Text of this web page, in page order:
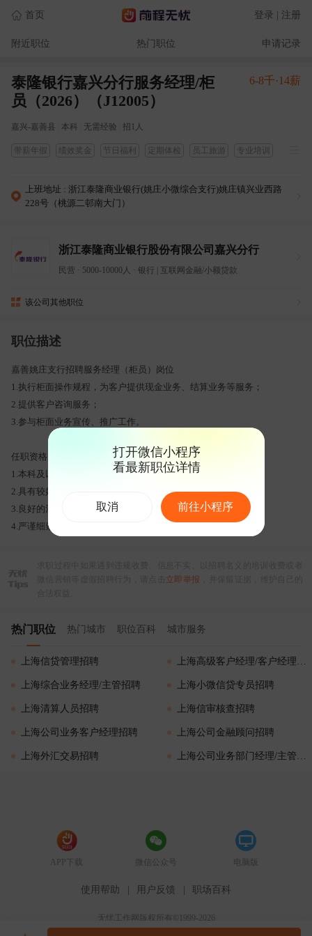
首页 登录 | 注册
附近职位 热门职位 申请记录
泰隆银行嘉兴分行服务经理/柜
员（2026）（J12005）
6-8千·14薪
嘉兴-嘉善县 本科 无需经验 招1人
带薪年假 绩效奖金 节日福利 定期体检 员工旅游
专业培训
上班地址 : 浙江泰隆商业银行(姚庄小微综合支行)姚庄镇兴业西路
228号（桃源二邨南大门）
浙江泰隆商业银行股份有限公司嘉兴分行
民营 5000-10000人 银行 互联网金融/小额贷款
该公司其他职位
职位描述
嘉善姚庄支行招聘服务经理（柜员）岗位
1.执行柜面操作规程，为客户提供现金业务、结算业务等服务；
2.提供客户咨询服务；
3.参与柜面业务宣传、推广工作。
任职资格：
1.本科及以上学历，财务、会计、金融等专业优先；
2.具有较好的亲和力和服务意识；
3.良好的沟通能力、学习能力、适应能力和团队精神；
4.严谨细致，乐观开朗，具备一定的风险防控意识。
立即举报
热门职位 热门城市 职位百科 城市服务
上海信贷管理招聘 上海高级客户经理/客户经理招聘
上海综合业务经理/主管招聘 上海小微信贷专员招聘
上海清算人员招聘 上海信审核查招聘
上海公司业务客户经理招聘 上海公司金融顾问招聘
上海外汇交易招聘 上海公司业务部门经理/主管招聘
打开微信小程序
看最新职位详情
取消 前往小程序
APP下载 微信公众号 电脑版
使用帮助 用户反馈 职场百科
无忧工作网版权所有©1999-2026